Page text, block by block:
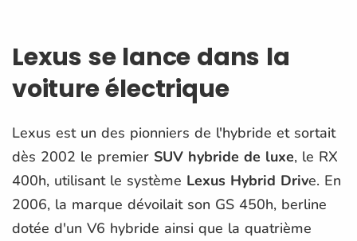
Lexus se lance dans la
voiture électrique
Lexus est un des pionniers de l'hybride et sortait
dès 2002 le premier SUV hybride de luxe, le RX
400h, utilisant le système Lexus Hybrid Drive. En
2006, la marque dévoilait son GS 450h, berline
dotée d'un V6 hybride ainsi que la quatrième